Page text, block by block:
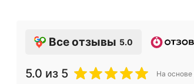
Все отзывы 5.0
5.0 из 5 На основе